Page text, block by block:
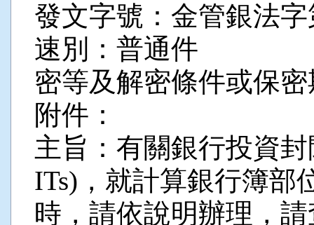
發文字號：金管銀法字
速別：普通件
密等及解密條件或保
附件：
主旨：有關銀行投資
ITs)，就計算銀行簿部
時，請依說明辦理，